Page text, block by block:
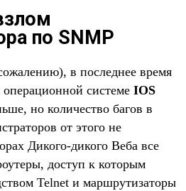
по SNMP
в последнее время
системе IOS
но количество багов в
от этого не
Дикого-дикого Веба все
доступ к которым
Telnet и маршрутизаторы